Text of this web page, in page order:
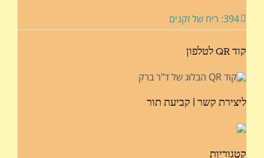
394: ריח של זקנים
קוד QR לטלפון
ליצירת קשר | קביעת תור
קטגוריות